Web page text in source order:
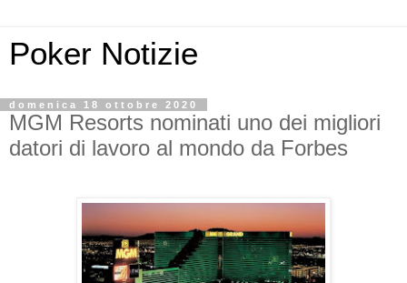
Poker Notizie
domenica 18 ottobre 2020
MGM Resorts nominati uno dei migliori
datori di lavoro al mondo da Forbes